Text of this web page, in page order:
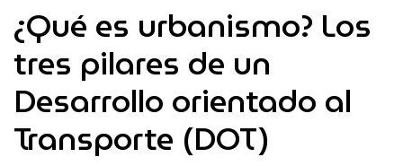
¿Qué es urbanismo? Los
tres pilares de un
Desarrollo orientado al
Transporte (DOT)